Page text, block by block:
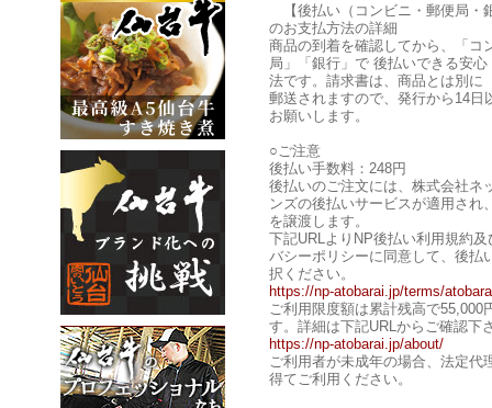
【後払い（コンビニ・郵便局・
のお支払方法の詳細
商品の到着を確認してから、「コ
局」「銀行」で 後払いできる安
法です。請求書は、商品とは別に
郵送されますので、発行から14日
お願いします。
○ご注意
後払い手数料：248円
後払いのご注文には、株式会社ネ
ンズの後払いサービスが適用され
を譲渡します。
下記URLよりNP後払い利用規約
バシーポリシーに同意して、後払
択ください。
https://np-atobarai.jp/terms/
ご利用限度額は累計残高で55,000
す。詳細は下記URLからご確認下
https://np-atobarai.jp/about/
ご利用者が未成年の場合、法定代
得てご利用ください。